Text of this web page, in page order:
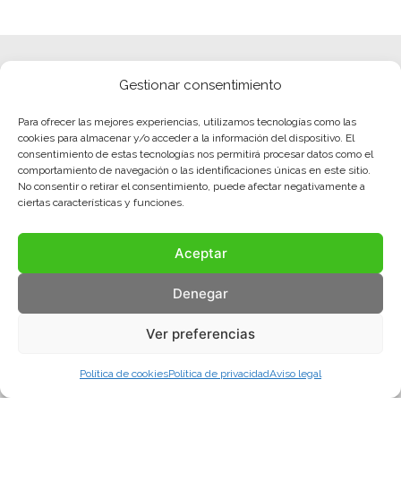
Gestionar consentimiento
Para ofrecer las mejores experiencias, utilizamos tecnologías como las
cookies para almacenar y/o acceder a la información del dispositivo. El
consentimiento de estas tecnologías nos permitirá procesar datos como el
comportamiento de navegación o las identificaciones únicas en este sitio.
No consentir o retirar el consentimiento, puede afectar negativamente a
ciertas características y funciones.
Aceptar
Denegar
Ver preferencias
Política de cookiesPolítica de privacidadAviso legal